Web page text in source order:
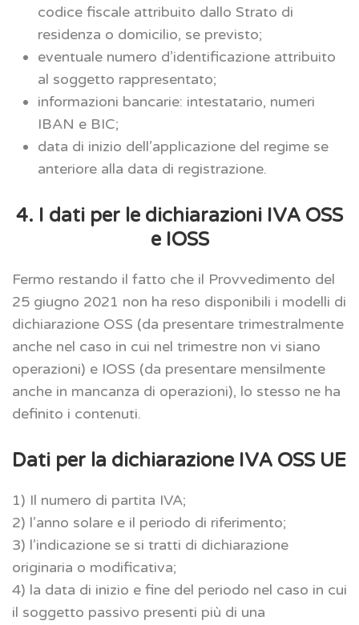
codice fiscale attribuito dallo Strato di
residenza o domicilio, se previsto;
eventuale numero d’identificazione attribuito
al soggetto rappresentato;
informazioni bancarie: intestatario, numeri
IBAN e BIC;
data di inizio dell’applicazione del regime se
anteriore alla data di registrazione.
4. I dati per le dichiarazioni IVA OSS
e IOSS
Fermo restando il fatto che il Provvedimento del
25 giugno 2021 non ha reso disponibili i modelli di
dichiarazione OSS (da presentare trimestralmente
anche nel caso in cui nel trimestre non vi siano
operazioni) e IOSS (da presentare mensilmente
anche in mancanza di operazioni), lo stesso ne ha
definito i contenuti.
Dati per la dichiarazione IVA OSS UE
1) Il numero di partita IVA;
2) l’anno solare e il periodo di riferimento;
3) l’indicazione se si tratti di dichiarazione
originaria o modificativa;
4) la data di inizio e fine del periodo nel caso in cui
il soggetto passivo presenti più di una